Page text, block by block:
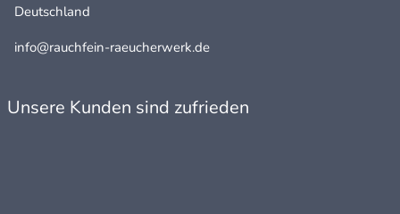
Deutschland
info@rauchfein-raeucherwerk.de
Unsere Kunden sind zufrieden